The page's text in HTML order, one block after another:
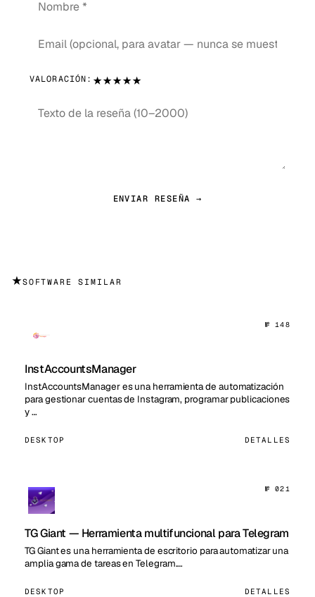
VALORACIÓN: ★★★★★
ENVIAR RESEÑA →
★SOFTWARE SIMILAR
№ 148
InstAccountsManager
InstAccountsManager es una herramienta de automatización
para gestionar cuentas de Instagram, programar publicaciones
y …
DESKTOP DETALLES
№ 021
TG Giant — Herramienta multifuncional para Telegram
TG Giant es una herramienta de escritorio para automatizar una
amplia gama de tareas en Telegram.…
DESKTOP DETALLES